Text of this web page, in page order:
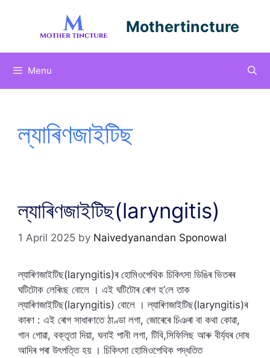
Mothertincture
Menu
ল্যাৰিণজাইটিছ
ল্যাৰিণজাইটিছ(laryngitis)
1 April 2025 by Naivedyanandan Sponowal
ল্যাৰিণজাইটিছ(laryngitis)ৰ হোমিওপেথিক চিকিৎসা ডিঙিৰ ভিতৰৰ
ঘটিটোক লেৰিংছ বোলে । এই ঘটিটোৰ ৰোগ হ’লে তাক
ল্যাৰিণজাইটিছ(laryngitis) বোলে । ল্যাৰিণজাইটিছ(laryngitis)ৰ
কাৰণ : এই ৰোগ সাধাৰণতে ঠাণ্ডা লগা, জোৰেৰে চিঞৰা বা কথা কোৱা,
গান গোৱা, বক্তৃতা দিয়া, ঘনাই পানী লগা, টিবি,সিফিলিছ আৰু বীৰ্য্যৰ দোষ
আদিৰ পৰা উৎপত্তি হয় । চিকিৎসা হোমিওপেথিক পদ্ধতিত